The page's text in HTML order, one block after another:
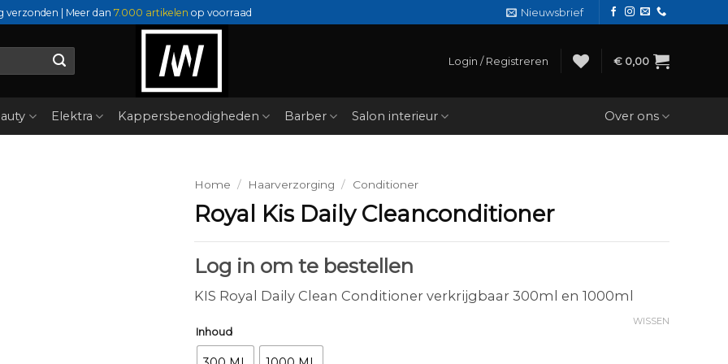
verzonden | Meer dan 7.000 artikelen op voorraad Nieuwsbrief
Login / Registreren € 0,00
Elektra Kappersbenodigheden Barber Salon interieur Over ons
Home / Haarverzorging / Conditioner
Royal Kis Daily Cleanconditioner
Log in om te bestellen
KIS Royal Daily Clean Conditioner verkrijgbaar 300ml en 1000ml
Inhoud
WISSEN